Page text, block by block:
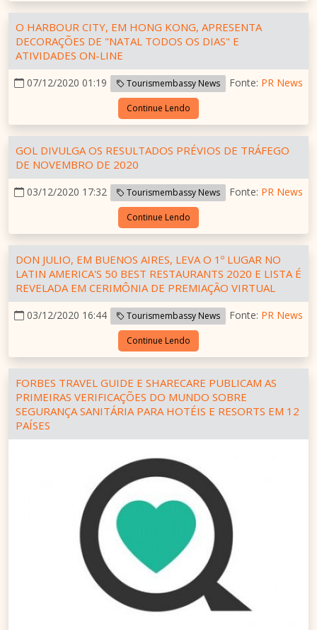
O HARBOUR CITY, EM HONG KONG, APRESENTA
DECORAÇÕES DE "NATAL TODOS OS DIAS" E
ATIVIDADES ON-LINE
07/12/2020 01:19 Tourismembassy News Fonte: PR News
Continue Lendo
GOL DIVULGA OS RESULTADOS PRÉVIOS DE TRÁFEGO
DE NOVEMBRO DE 2020
03/12/2020 17:32 Tourismembassy News Fonte: PR News
Continue Lendo
DON JULIO, EM BUENOS AIRES, LEVA O 1º LUGAR NO
LATIN AMERICA'S 50 BEST RESTAURANTS 2020 E LISTA É
REVELADA EM CERIMÔNIA DE PREMIAÇÃO VIRTUAL
03/12/2020 16:44 Tourismembassy News Fonte: PR News
Continue Lendo
FORBES TRAVEL GUIDE E SHARECARE PUBLICAM AS
PRIMEIRAS VERIFICAÇÕES DO MUNDO SOBRE
SEGURANÇA SANITÁRIA PARA HOTÉIS E RESORTS EM 12
PAÍSES